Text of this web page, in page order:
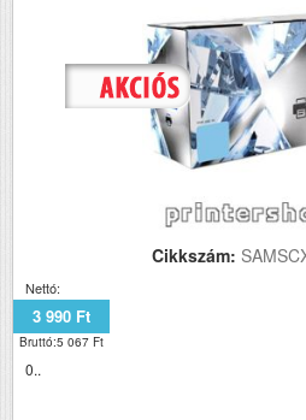
Cikkszám:
Nettó:
3 990 Ft
Bruttó:5 067 Ft
0..